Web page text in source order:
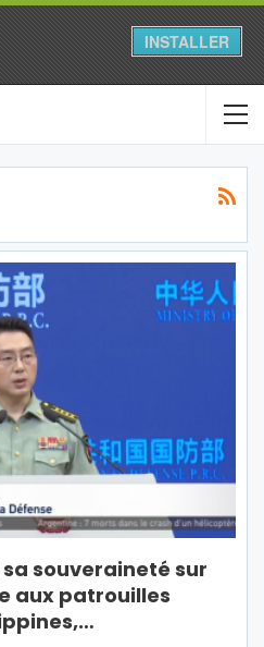
INSTALLER
souveraineté sur
aux patrouilles